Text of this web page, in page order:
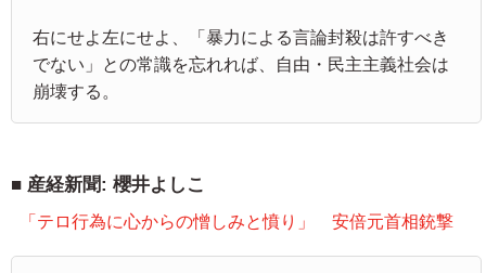
右にせよ左にせよ、「暴力による言論封殺は許すべき
でない」との常識を忘れれば、自由・民主主義社会は
崩壊する。
産経新聞: 櫻井よしこ
「テロ行為に心からの憎しみと憤り」 安倍元首相銃撃